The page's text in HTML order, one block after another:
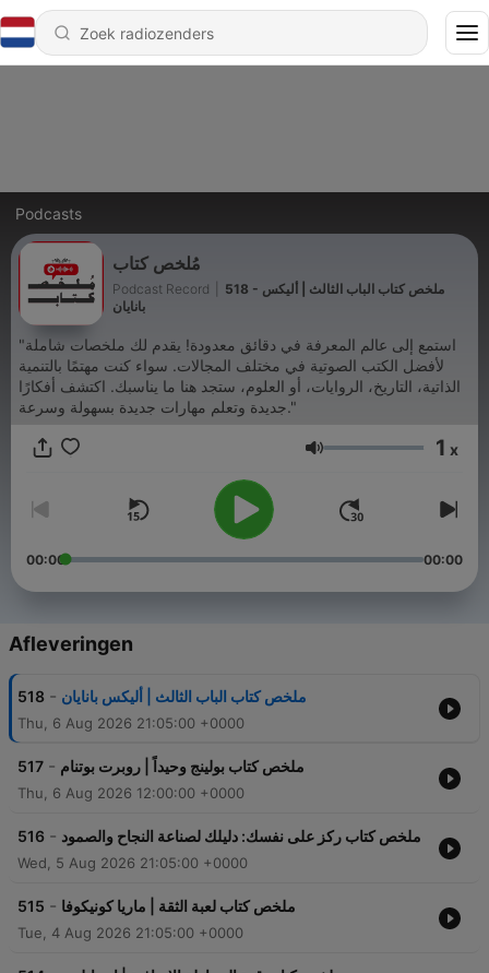
Podcasts
مُلخص كتاب
Podcast Record
518 - ملخص كتاب الباب الثالث | أليكس
بانايان
"استمع إلى عالم المعرفة في دقائق معدودة! يقدم لك ملخصات شاملة
لأفضل الكتب الصوتية في مختلف المجالات. سواء كنت مهتمًا بالتنمية
الذاتية، التاريخ، الروايات، أو العلوم، ستجد هنا ما يناسبك. اكتشف أفكارًا
جديدة وتعلم مهارات جديدة بسهولة وسرعة."
Volume 1 x
00:00 00:00
Afleveringen
518 - ملخص كتاب الباب الثالث | أليكس بانايان
Thu, 6 Aug 2026 21:05:00 +0000
517 - ملخص كتاب بولينج وحيداً | روبرت بوتنام
Thu, 6 Aug 2026 12:00:00 +0000
516 - ملخص كتاب ركز على نفسك: دليلك لصناعة النجاح والصمود
Wed, 5 Aug 2026 21:05:00 +0000
515 - ملخص كتاب لعبة الثقة | ماريا كونيكوفا
Tue, 4 Aug 2026 21:05:00 +0000